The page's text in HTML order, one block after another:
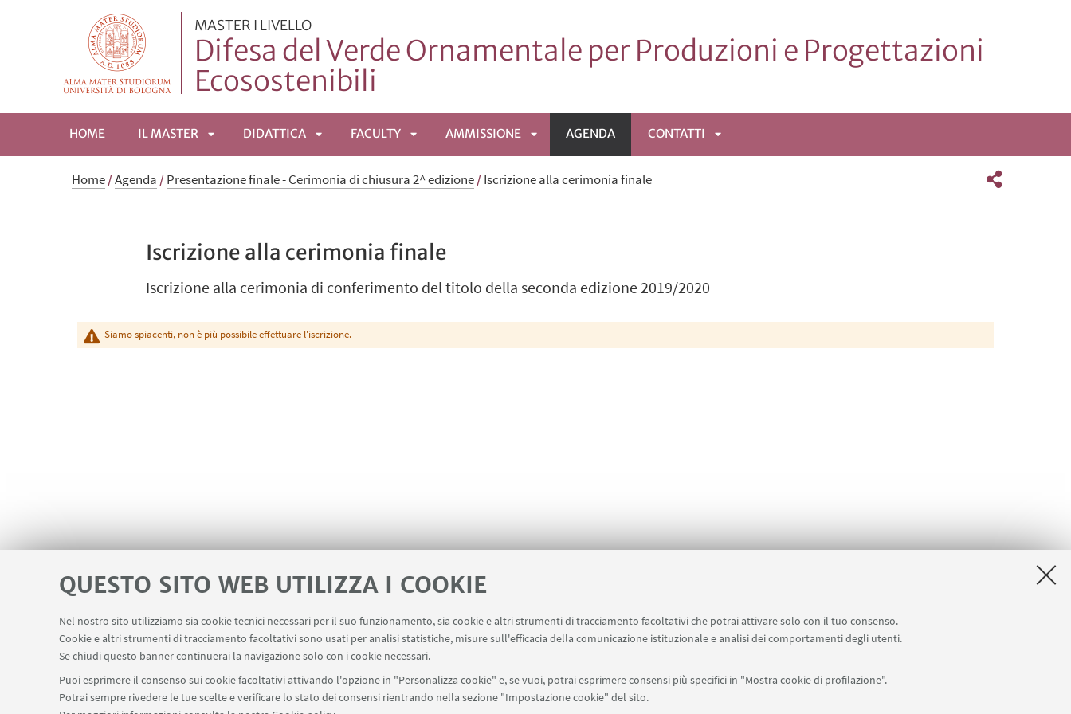
QUESTO SITO WEB UTILIZZA I COOKIE
Nel nostro sito utilizziamo sia cookie tecnici necessari per il suo funzionamento, sia cookie e altri strumenti di tracciamento facoltativi che potrai attivare solo con il tuo consenso.
Cookie e altri strumenti di tracciamento facoltativi sono usati per analisi statistiche, misure sull'efficacia della comunicazione istituzionale e analisi dei comportamenti degli utenti.
Se chiudi questo banner continuerai la navigazione solo con i cookie necessari.
Puoi esprimere il consenso sui cookie facoltativi attivando l'opzione in "Personalizza cookie" e, se vuoi, potrai esprimere consensi più specifici in "Mostra cookie di profilazione".
Potrai sempre rivedere le tue scelte e verificare lo stato dei consensi rientrando nella sezione "Impostazione cookie" del sito.
MASTER I LIVELLO
Difesa del Verde Ornamentale per Produzioni e Progettazioni
Ecosostenibili
HOME IL MASTER
APRI
DIDATTICA
APRI
FACULTY
APRI
AMMISSIONE
APRI
AGENDA CONTATTI
Home/Agenda /Presentazione finale - Cerimonia di chiusura 2^ edizione/Iscrizione alla cerimonia finale
Iscrizione alla cerimonia finale
Iscrizione alla cerimonia di conferimento del titolo della seconda edizione 2019/2020
Siamo spiacenti, non è più possibile effettuare l'iscrizione.